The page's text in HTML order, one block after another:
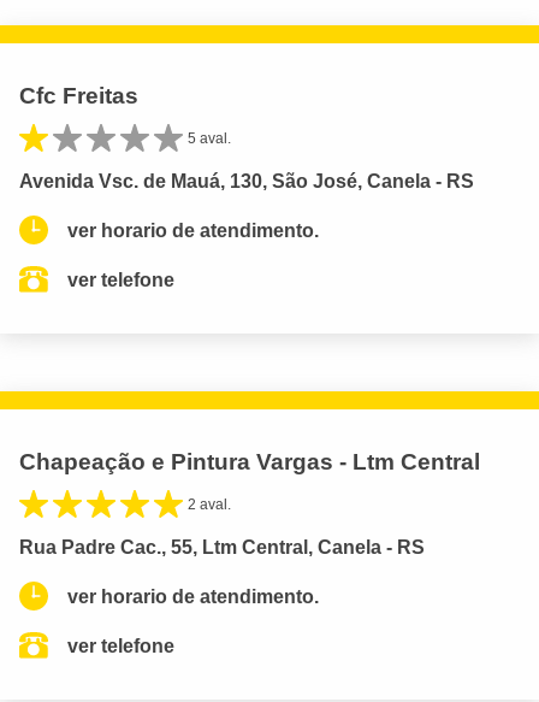
Cfc Freitas
5 aval.
Avenida Vsc. de Mauá, 130, São José, Canela - RS
ver horario de atendimento.
ver telefone
Chapeação e Pintura Vargas - Ltm Central
2 aval.
Rua Padre Cac., 55, Ltm Central, Canela - RS
ver horario de atendimento.
ver telefone